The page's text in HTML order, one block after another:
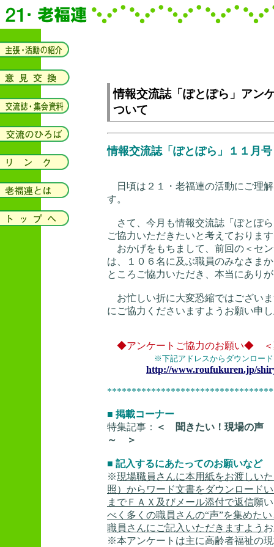
情報交流誌「ぽとぽら」アン
ついて
情報交流誌「ぽとぽら」１１月
日頃は２１・老福連の活動にご理
す。
さて、今月も情報交流誌「ぽとぽ
ご協力いただきたいと考えておりま
おかげをもちまして、前回の＜セ
は、１０６名に及ぶ職員のみなさま
ところご協力いただき、本当にあり
お忙しい折に大変恐縮ではござい
にご協力くださいますようお願い申
◆アンケートご協力のお願い◆ ＜
※下記アドレスからダウンロード
http://www.roufukuren.jp/
■ 掲載コーナー
特集記事：
＜ 聞きたい！現場の声
～ ＞
■ 記入するにあたってのお願いなど
※現場職員さんに本用紙をお渡しい
照）からワード文書をダウンロード
までＦＡＸ及びメール添付で返信願
べく多くの職員さんの“声”を集めた
職員さんにご記入いただきますよう
※本アンケートは主に高齢者福祉の